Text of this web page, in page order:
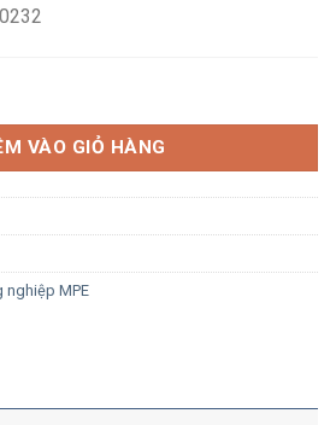
MPE MPN2-0232 32A 2P+E 6H IP67 số
VÀO GIỎ HÀNG
nghiệp MPE